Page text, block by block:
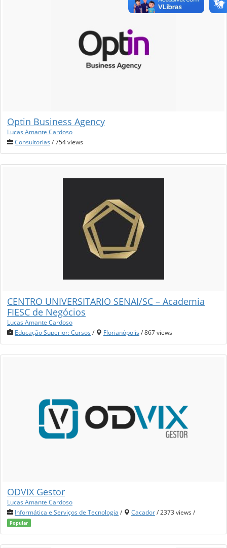
Optin Business Agency
Lucas Amante Cardoso
Consultorias / 754 views
CENTRO UNIVERSITARIO SENAI/SC – Academia
FIESC de Negócios
Lucas Amante Cardoso
Educação Superior: Cursos / Florianópolis / 867 views
ODVIX Gestor
Lucas Amante Cardoso
Informática e Serviços de Tecnologia / Cacador/ 2373 views /
Popular